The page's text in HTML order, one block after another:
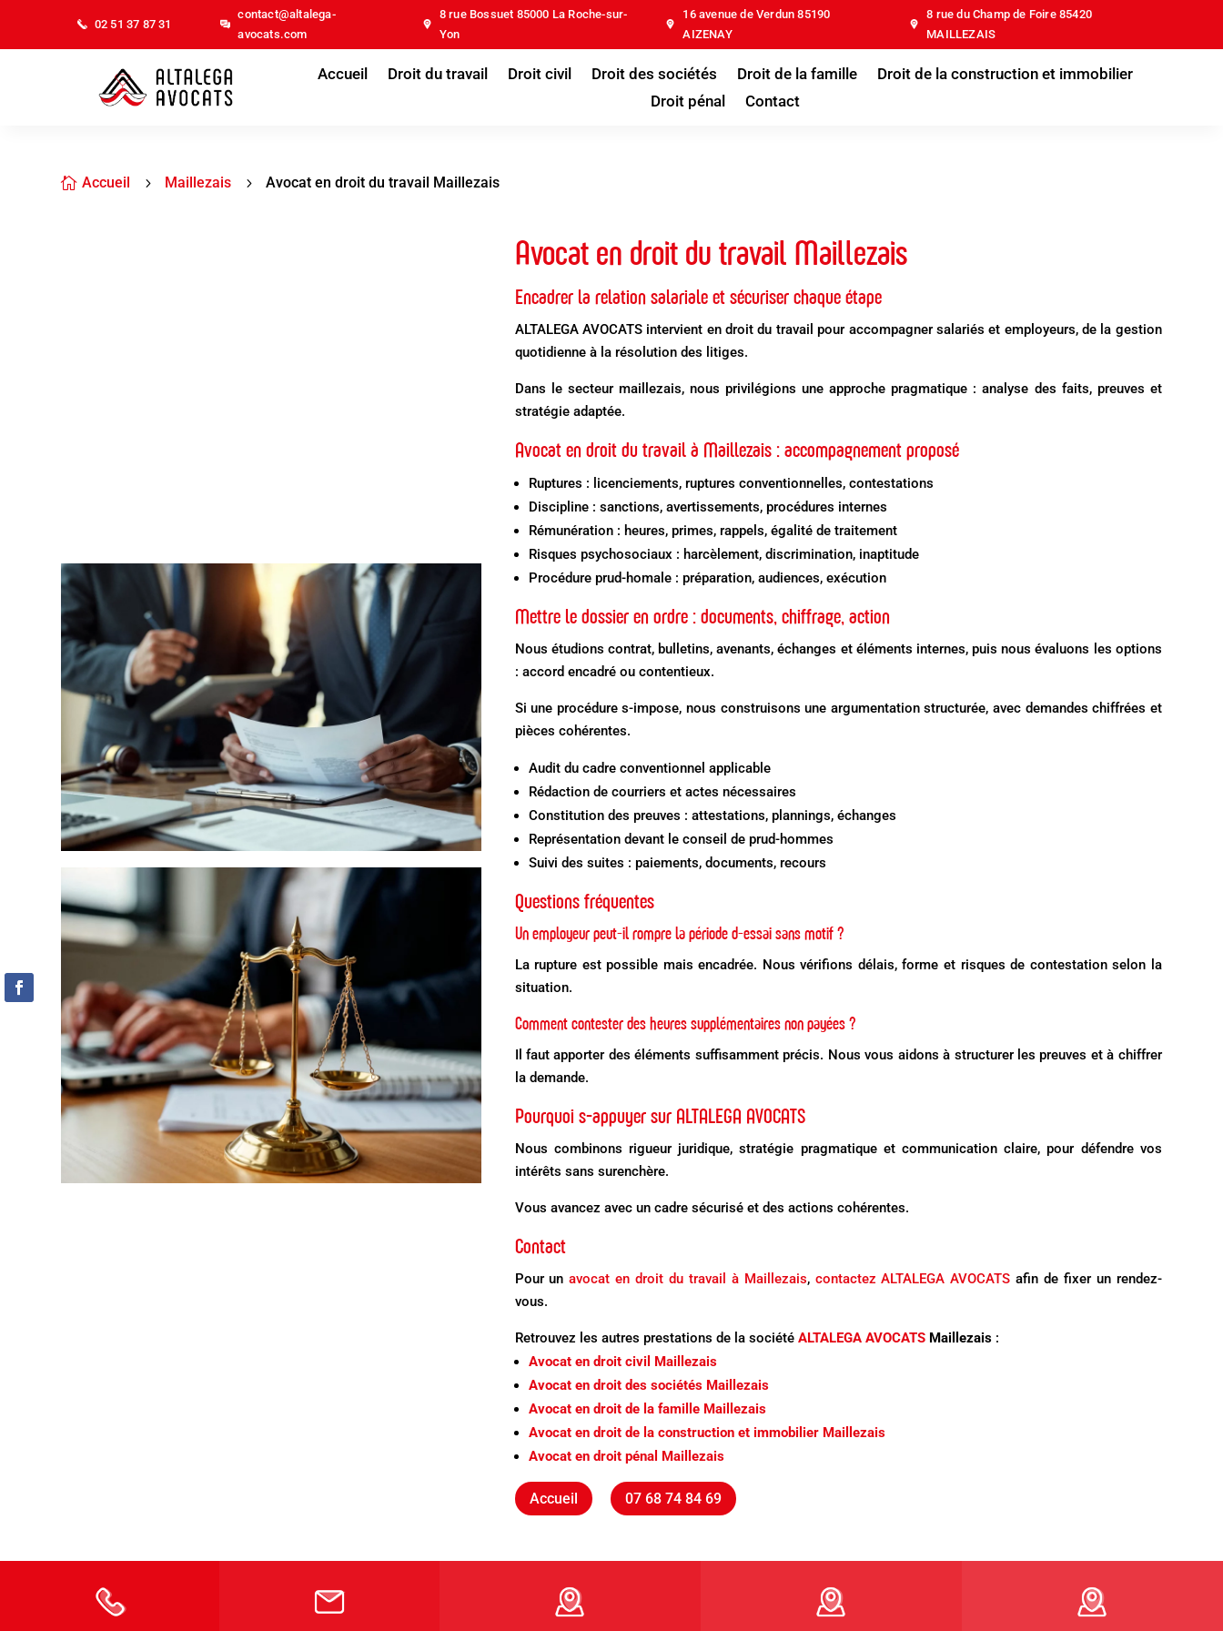
02 51 37 87 31
contact@altalega-
avocats.com
8 rue Bossuet 85000 La Roche-sur-
Yon
16 avenue de Verdun 85190
AIZENAY
8 rue du Champ de Foire 85420
MAILLEZAIS
Accueil Droit du travail Droit civil Droit des sociétés Droit de la famille
Droit de la construction et immobilier
Droit pénal
Contact
 Accueil 5 Maillezais 5 Avocat en droit du travail Maillezais
Avocat en droit du travail Maillezais
Encadrer la relation salariale et sécuriser chaque étape
ALTALEGA AVOCATS intervient en droit du travail pour accompagner salariés et employeurs, de la gestion
quotidienne à la résolution des litiges.
Dans le secteur maillezais, nous privilégions une approche pragmatique : analyse des faits, preuves et
stratégie adaptée.
Avocat en droit du travail à Maillezais : accompagnement proposé
Ruptures : licenciements, ruptures conventionnelles, contestations
Discipline : sanctions, avertissements, procédures internes
Rémunération : heures, primes, rappels, égalité de traitement
Risques psychosociaux : harcèlement, discrimination, inaptitude
Procédure prud-homale : préparation, audiences, exécution
Mettre le dossier en ordre : documents, chiffrage, action
Nous étudions contrat, bulletins, avenants, échanges et éléments internes, puis nous évaluons les options
: accord encadré ou contentieux.
Si une procédure s-impose, nous construisons une argumentation structurée, avec demandes chiffrées et
pièces cohérentes.
Audit du cadre conventionnel applicable
Rédaction de courriers et actes nécessaires
Constitution des preuves : attestations, plannings, échanges
Représentation devant le conseil de prud-hommes
Suivi des suites : paiements, documents, recours
Questions fréquentes
Un employeur peut-il rompre la période d-essai sans motif ?
La rupture est possible mais encadrée. Nous vérifions délais, forme et risques de contestation selon la
situation.
Comment contester des heures supplémentaires non payées ?
Il faut apporter des éléments suffisamment précis. Nous vous aidons à structurer les preuves et à chiffrer
la demande.
Pourquoi s-appuyer sur ALTALEGA AVOCATS
Nous combinons rigueur juridique, stratégie pragmatique et communication claire, pour défendre vos
intérêts sans surenchère.
Vous avancez avec un cadre sécurisé et des actions cohérentes.
Contact
Pour unavocat en droit du travail à Maillezais, contactez ALTALEGA AVOCATS afin de fixer un rendez-
vous.
Retrouvez les autres prestations de la société ALTALEGA AVOCATSMaillezais:
Avocat en droit civil Maillezais
Avocat en droit des sociétés Maillezais
Avocat en droit de la famille Maillezais
Avocat en droit de la construction et immobilier Maillezais
Avocat en droit pénal Maillezais
Accueil 07 68 74 84 69